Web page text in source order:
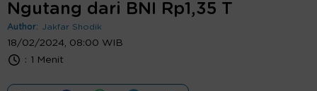
Ngutang dari BNI Rp1,35 T
Author: Jakfar Shodik
18/02/2024, 08:00 WIB
: 1 Menit